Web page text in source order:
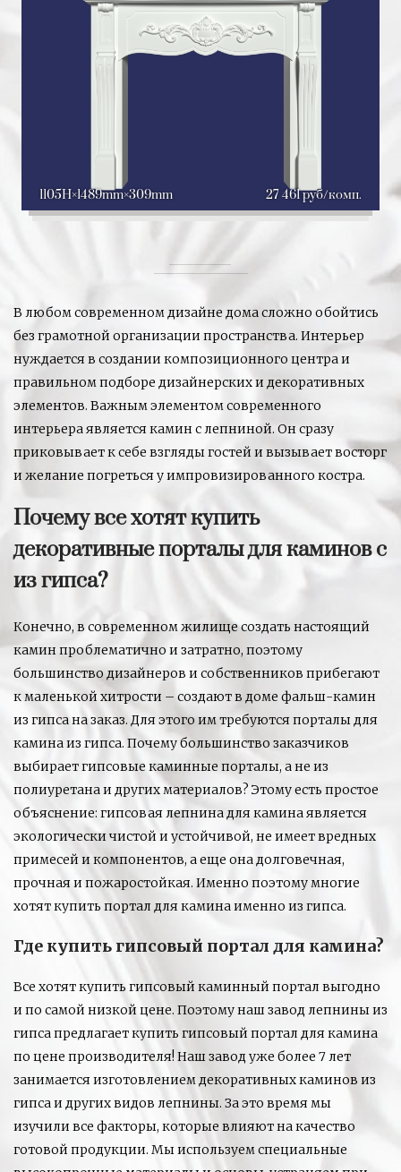
1105H 1489mm 309mm 27 461 руб/комп.
В любом современном дизайне дома сложно обойтись
без грамотной организации пространства. Интерьер
нуждается в создании композиционного центра и
правильном подборе дизайнерских и декоративных
элементов. Важным элементом современного
интерьера является камин с лепниной. Он сразу
приковывает к себе взгляды гостей и вызывает восторг
и желание погреться у импровизированного костра.
Почему все хотят купить
декоративные порталы для каминов с
из гипса?
Конечно, в современном жилище создать настоящий
камин проблематично и затратно, поэтому
большинство дизайнеров и собственников прибегают
к маленькой хитрости – создают в доме фальш-камин
из гипса на заказ. Для этого им требуются порталы для
камина из гипса. Почему большинство заказчиков
выбирает гипсовые каминные порталы, а не из
полиуретана и других материалов? Этому есть простое
объяснение: гипсовая лепнина для камина является
экологически чистой и устойчивой, не имеет вредных
примесей и компонентов, а еще она долговечная,
прочная и пожаростойкая. Именно поэтому многие
хотят купить портал для камина именно из гипса.
Где купить гипсовый портал для камина?
Все хотят купить гипсовый каминный портал выгодно
и по самой низкой цене. Поэтому наш завод лепнины из
гипса предлагает купить гипсовый портал для камина
по цене производителя! Наш завод уже более 7 лет
занимается изготовлением декоративных каминов из
гипса и других видов лепнины. За это время мы
изучили все факторы, которые влияют на качество
готовой продукции. Мы используем специальные